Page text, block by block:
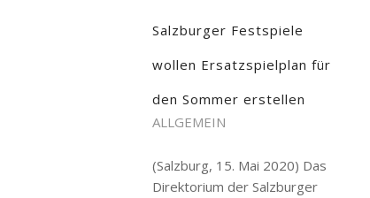
Salzburger Festspiele
wollen Ersatzspielplan für
den Sommer erstellen
ALLGEMEIN
(Salzburg, 15. Mai 2020) Das
Direktorium der Salzburger